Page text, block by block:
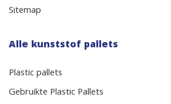
Sitemap
Alle kunststof pallets
Plastic pallets
Gebruikte Plastic Pallets